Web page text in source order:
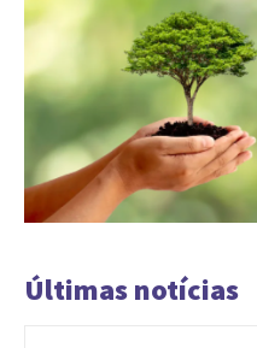
Últimas notícias